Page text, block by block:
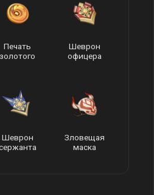
Печать
золотого
Шеврон
офицера
Шеврон
Зловещая
маска